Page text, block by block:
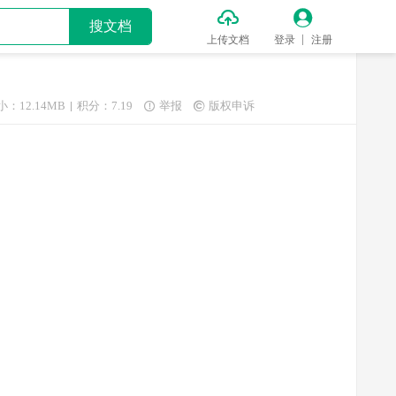
搜文档 
上传文档

登录 注册
：12.14MB 积分：7.19  举报  版权申诉